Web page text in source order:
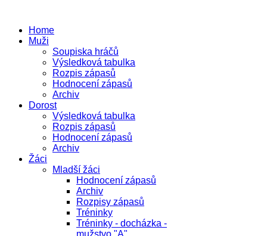
Home
Muži
Soupiska hráčů
Výsledková tabulka
Rozpis zápasů
Hodnocení zápasů
Archiv
Dorost
Výsledková tabulka
Rozpis zápasů
Hodnocení zápasů
Archiv
Žáci
Mladší žáci
Hodnocení zápasů
Archiv
Rozpisy zápasů
Tréninky
Tréninky - docházka -
mužstvo "A"